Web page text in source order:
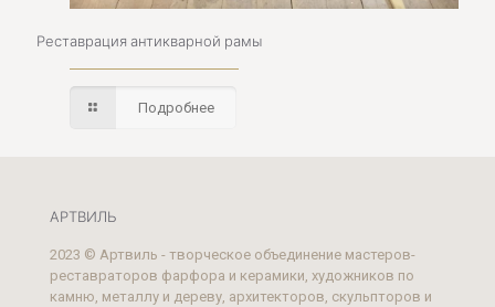
Реставрация антикварной рамы
Подробнее
АРТВИЛЬ
2023 © Артвиль - творческое объединение мастеров-
реставраторов фарфора и керамики, художников по
камню, металлу и дереву, архитекторов, скульпторов и